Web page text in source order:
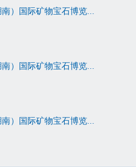
）国际矿物宝石博览...
）国际矿物宝石博览...
）国际矿物宝石博览...